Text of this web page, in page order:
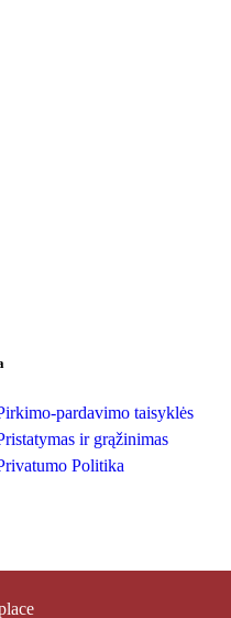
pardavimo taisyklės
ir grąžinimas
Politika